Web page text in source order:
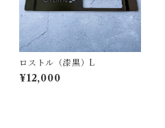
ロストル（漆黒）L
¥12,000